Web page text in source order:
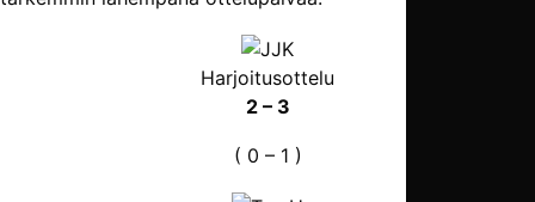
Harjoitusottelu
2 – 3
( 0 – 1 )